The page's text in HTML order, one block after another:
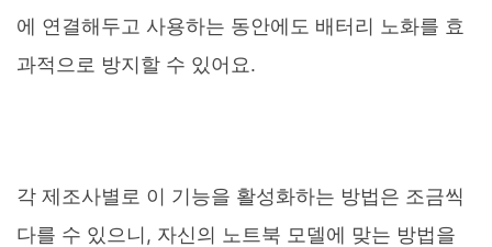
에 연결해두고 사용하는 동안에도 배터리 노화를 효
과적으로 방지할 수 있어요.
각 제조사별로 이 기능을 활성화하는 방법은 조금씩
다를 수 있으니, 자신의 노트북 모델에 맞는 방법을